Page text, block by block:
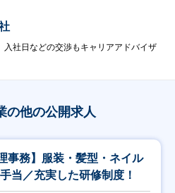
入社日などの交渉もキャリアアドバイザ
の他の公開求人
事務】服装・髪型・ネイル
当／充実した研修制度！